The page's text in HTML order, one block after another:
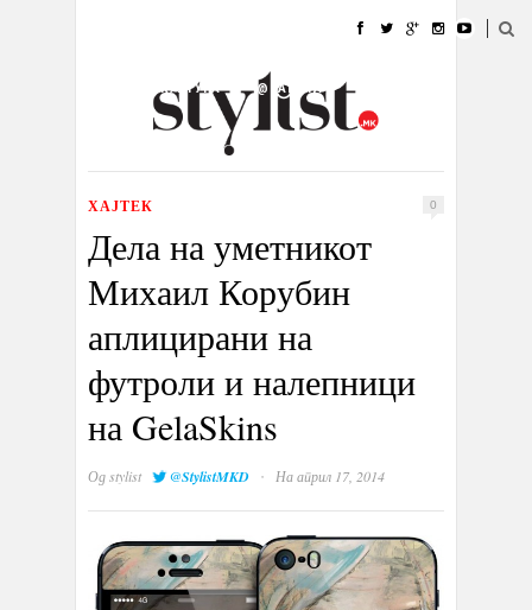
УБАВИНА
КУЛТУРА @РАБОТА
ИЗЛОГ
ХАЈТЕК 0
Дела на уметникот
Михаил Корубин
аплицирани на
футроли и налепници
на GelaSkins
Одstylist @StylistMKD · На април 17, 2014